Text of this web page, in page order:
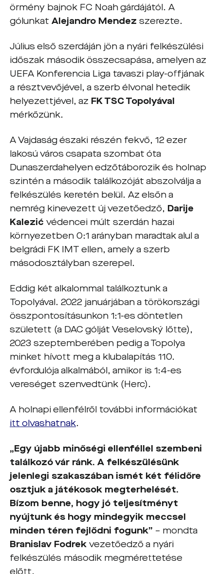
örmény bajnok FC Noah gárdájától. A
gólunkat Alejandro Mendez szerezte.
Július első szerdáján jön a nyári felkészülési
időszak második összecsapása, amelyen az
UEFA Konferencia Liga tavaszi play-offjának
a résztvevőjével, a szerb élvonal hetedik
helyezettjével, az FK TSC Topolyával
mérkőzünk.
A Vajdaság északi részén fekvő, 12 ezer
lakosú város csapata szombat óta
Dunaszerdahelyen edzőtáborozik és holnap
szintén a második találkozóját abszolválja a
felkészülés keretén belül. Az elsőn a
nemrég kinevezett új vezetőedző, Darije
Kalezić védencei múlt szerdán hazai
környezetben 0:1 arányban maradtak alul a
belgrádi FK IMT ellen, amely a szerb
másodosztályban szerepel.
Eddig két alkalommal találkoztunk a
Topolyával. 2022 januárjában a törökországi
összpontosításunkon 1:1-es döntetlen
született (a DAC gólját Veselovský lőtte),
2023 szeptemberében pedig a Topolya
minket hívott meg a klubalapítás 110.
évfordulója alkalmából, amikor is 1:4-es
vereséget szenvedtünk (Herc).
A holnapi ellenfélről további információkat
itt olvashatnak.
„Egy újabb minőségi ellenféllel szembeni
találkozó vár ránk. A felkészülésünk
jelenlegi szakaszában ismét két félidőre
osztjuk a játékosok megterhelését.
Bízom benne, hogy jó teljesítményt
nyújtunk és hogy mindegyik meccsel
minden téren fejlődni fogunk” – mondta
Branislav Fodrek vezetőedző a nyári
felkészülés második megmérettetése
előtt.